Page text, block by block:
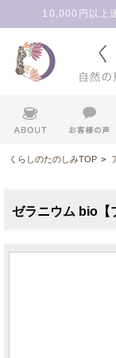
10,000円以上
くらしのたのしみTOP >
ゼラニウム bio【